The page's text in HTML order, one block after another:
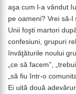
aşa cum l-a vândut
pe oameni? Vrei să-
Unii foşti martori
confesiuni, grupuri
învăţăturile noului
„ce să facem”,
„să fiu într-o
Ei uită două